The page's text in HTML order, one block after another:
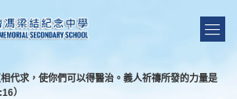
代求，使你們可以得醫治。義人祈禱所發的力量是
）